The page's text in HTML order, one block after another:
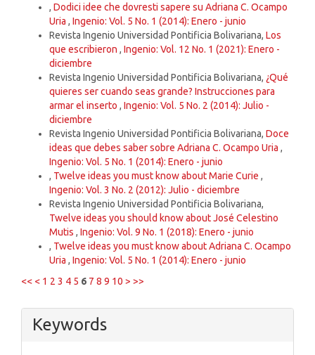
, Dodici idee che dovresti sapere su Adriana C. Ocampo
Uria , Ingenio: Vol. 5 No. 1 (2014): Enero - junio
Revista Ingenio Universidad Pontificia Bolivariana, Los
que escribieron , Ingenio: Vol. 12 No. 1 (2021): Enero -
diciembre
Revista Ingenio Universidad Pontificia Bolivariana, ¿Qué
quieres ser cuando seas grande? Instrucciones para
armar el inserto , Ingenio: Vol. 5 No. 2 (2014): Julio -
diciembre
Revista Ingenio Universidad Pontificia Bolivariana, Doce
ideas que debes saber sobre Adriana C. Ocampo Uria ,
Ingenio: Vol. 5 No. 1 (2014): Enero - junio
, Twelve ideas you must know about Marie Curie ,
Ingenio: Vol. 3 No. 2 (2012): Julio - diciembre
Revista Ingenio Universidad Pontificia Bolivariana,
Twelve ideas you should know about José Celestino
Mutis , Ingenio: Vol. 9 No. 1 (2018): Enero - junio
, Twelve ideas you must know about Adriana C. Ocampo
Uria , Ingenio: Vol. 5 No. 1 (2014): Enero - junio
<< < 1 2 3 4 5 6 7 8 9 10 > >>
Keywords